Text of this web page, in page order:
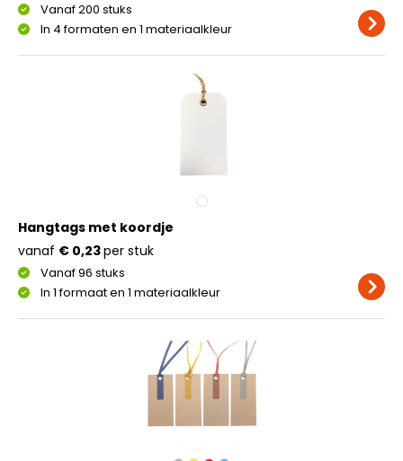
Vanaf 200 stuks
In 4 formaten en 1 materiaalkleur
Hangtags met koordje
Vanaf 96 stuks
In 1 formaat en 1 materiaalkleur
vanaf € 0,23per stuk